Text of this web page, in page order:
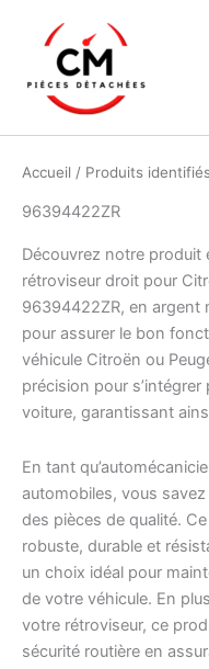
contenu
Accueil / Produits
96394422ZR
Découvrez notre produit
rétroviseur droit pour
96394422ZR, en argent
pour assurer le bon
véhicule Citroën ou
précision pour
voiture, garantissant
En tant
automobiles, vous savez
des pièces de qualité.
robuste, durable et
un choix idéal pour
de votre véhicule. En
votre rétroviseur, ce
sécurité routière en